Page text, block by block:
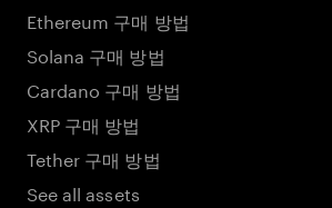
Ethereum 구매 방법
Solana 구매 방법
Cardano 구매 방법
XRP 구매 방법
Tether 구매 방법
See all assets